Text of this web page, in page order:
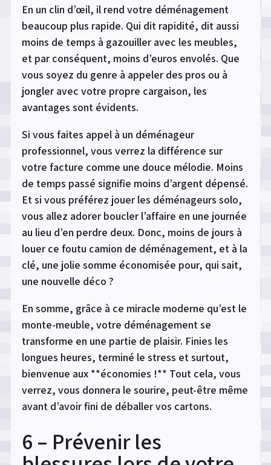
En un clin d’œil, il rend votre déménagement
beaucoup plus rapide. Qui dit rapidité, dit aussi
moins de temps à gazouiller avec les meubles,
et par conséquent, moins d’euros envolés. Que
vous soyez du genre à appeler des pros ou à
jongler avec votre propre cargaison, les
avantages sont évidents.
Si vous faites appel à un déménageur
professionnel, vous verrez la différence sur
votre facture comme une douce mélodie. Moins
de temps passé signifie moins d’argent dépensé.
Et si vous préférez jouer les déménageurs solo,
vous allez adorer boucler l’affaire en une journée
au lieu d’en perdre deux. Donc, moins de jours à
louer ce foutu camion de déménagement, et à la
clé, une jolie somme économisée pour, qui sait,
une nouvelle déco ?
En somme, grâce à ce miracle moderne qu’est le
monte-meuble, votre déménagement se
transforme en une partie de plaisir. Finies les
longues heures, terminé le stress et surtout,
bienvenue aux **économies !** Tout cela, vous
verrez, vous donnera le sourire, peut-être même
avant d’avoir fini de déballer vos cartons.
6 – Prévenir les